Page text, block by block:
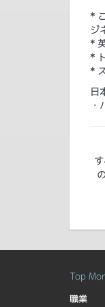
*
ジ
*
*
*
日
Top
職業